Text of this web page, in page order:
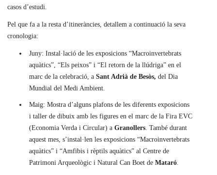
casos d’estudi.
Pel que fa a la resta d’itineràncies, detallem a continuació la seva
cronologia:
Juny: Instal·lació de les exposicions “Macroinvertebrats
aquàtics”, “Els peixos” i “El retorn de la llúdriga” en el
marc de la celebració, a Sant Adrià de Besòs, del Dia
Mundial del Medi Ambient.
Maig: Mostra d’alguns plafons de les diferents exposicions
i taller de dibuix amb les figures en el marc de la Fira EVC
(Economia Verda i Circular) a Granollers. També durant
aquest mes, s’instal·len les exposicions “Macroinvertebrats
aquàtics” i “Amfibis i rèptils aquàtics” al Centre de
Patrimoni Arqueològic i Natural Can Boet de Mataró.